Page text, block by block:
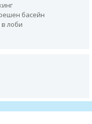
басейн
в лоби